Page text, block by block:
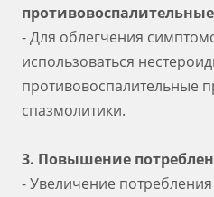
- Для облегчения
использоваться
противовоспалительные
спазмолитики.
3. Повышение
- Увеличение